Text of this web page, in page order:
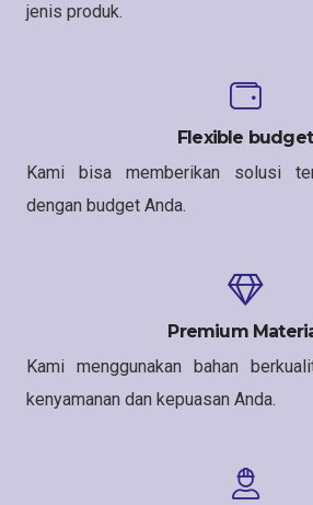
jenis produk.
Flexible budget
Kami bisa memberikan solusi
dengan budget Anda.
Premium
Kami menggunakan bahan
kenyamanan dan kepuasan Anda.